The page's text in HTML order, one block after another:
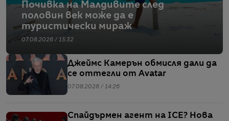
Почивка на Малдивите след
половин век може да е
туристически мираж
07.08.2026 / 15:32
Джеймс Камерън обмисля дали да
се оттегли от Avatar
07.08.2026 / 14:26
Спайдърмен агент на ICE? Нова